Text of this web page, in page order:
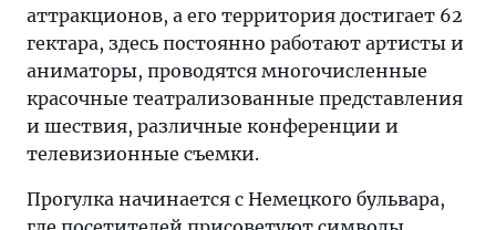
аттракционов, а его территория достигает 62
гектара, здесь постоянно работают артисты и
аниматоры, проводятся многочисленные
красочные театрализованные представления
и шествия, различные конференции и
телевизионные съемки.
Прогулка начинается с Немецкого бульвара,